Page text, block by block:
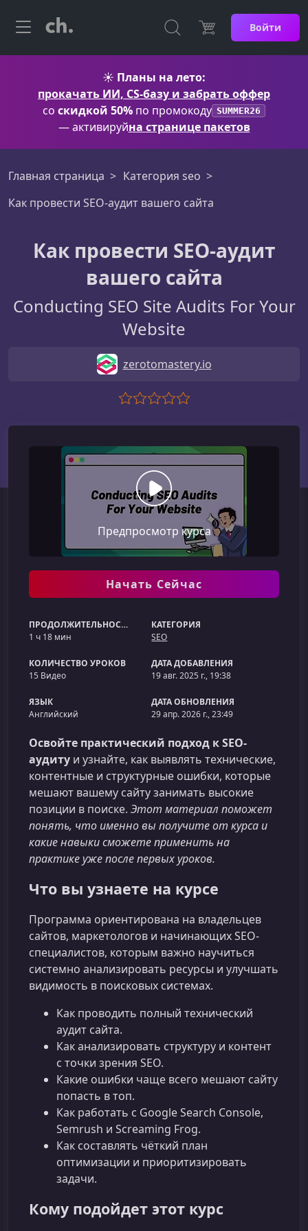
Войти
☀️ Планы на лето:
прокачать ИИ, CS-базу и забрать оффер
со скидкой 50% по промокоду SUMMER26
— активируйна странице пакетов
Главная страница
Категория seo
Как провести SEO-аудит вашего сайта
Как провести SEO-аудит
вашего сайта
Conducting SEO Site Audits For Your
Website
zerotomastery.io
Предпросмотр курса
Начать Сейчас
ПРОДОЛЖИТЕЛЬНОСТЬ
1 ч 18 мин
КАТЕГОРИЯ
SEO
КОЛИЧЕСТВО УРОКОВ
15 Видео
ДАТА ДОБАВЛЕНИЯ
19 авг. 2025 г., 19:38
ЯЗЫК
Английский
ДАТА ОБНОВЛЕНИЯ
29 апр. 2026 г., 23:49
Освойте практический подход к SEO-
аудиту и узнайте, как выявлять технические,
контентные и структурные ошибки, которые
мешают вашему сайту занимать высокие
позиции в поиске. Этот материал поможет
понять, что именно вы получите от курса и
какие навыки сможете применить на
практике уже после первых уроков.
Что вы узнаете на курсе
Программа ориентирована на владельцев
сайтов, маркетологов и начинающих SEO-
специалистов, которым важно научиться
системно анализировать ресурсы и улучшать
видимость в поисковых системах.
Как проводить полный технический
аудит сайта.
Как анализировать структуру и контент
с точки зрения SEO.
Какие ошибки чаще всего мешают сайту
попасть в топ.
Как работать с Google Search Console,
Semrush и Screaming Frog.
Как составлять чёткий план
оптимизации и приоритизировать
задачи.
Кому подойдет этот курс